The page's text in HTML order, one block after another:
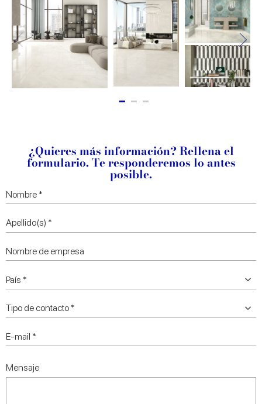
¿Quieres más información? Rellena el
formulario. Te responderemos lo antes
posible.
Mensaje